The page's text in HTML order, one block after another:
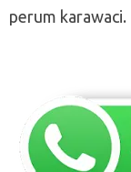
perum karawaci.